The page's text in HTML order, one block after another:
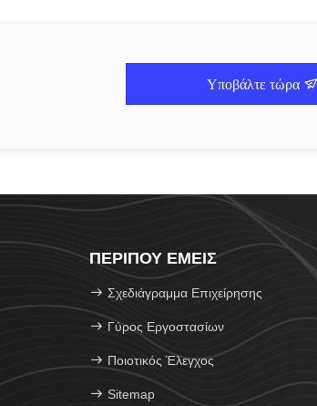
Υποβάλτε τώρα
ΠΕΡΊΠΟΥ ΕΜΕΊΣ
Σχεδιάγραμμα Επιχείρησης
Γύρος Εργοστασίων
Ποιοτικός Έλεγχος
Sitemap